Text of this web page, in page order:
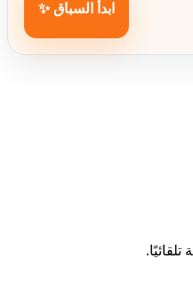
ابدأ السباق ✨